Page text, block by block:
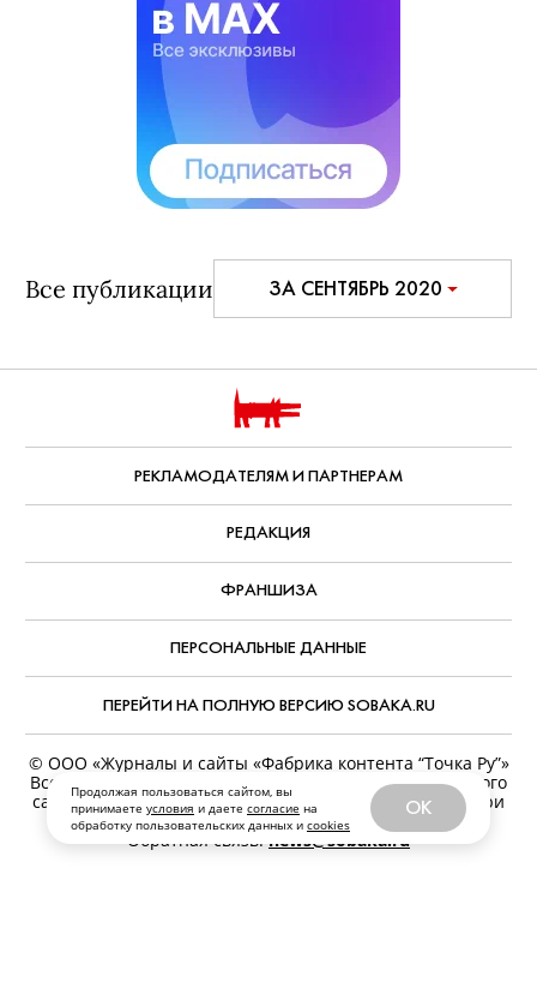
Продолжая пользоваться сайтом, вы
принимаете условия и даете согласие на
обработку пользовательских данных и cookies
OK
Все публикации ЗА СЕНТЯБРЬ 2020
РЕКЛАМОДАТЕЛЯМ И ПАРТНЕРАМ
РЕДАКЦИЯ
ФРАНШИЗА
ПЕРСОНАЛЬНЫЕ ДАННЫЕ
ПЕРЕЙТИ НА ПОЛНУЮ ВЕРСИЮ SOBAKA.RU
© ООО «Журналы и сайты «Фабрика контента “Точка Ру”»
Все права защищены. Перепечатка материалов данного
сайта возможна только с письменного разрешения. При
цитировании ссылка на www.sobaka.ru обязательна.
Обратная связь:news@sobaka.ru